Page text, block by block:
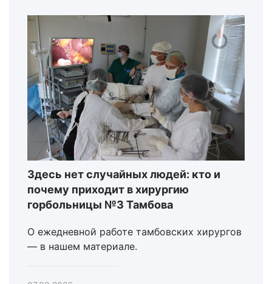
Здесь нет случайных людей: кто и
почему приходит в хирургию
горбольницы №3 Тамбова
О ежедневной работе тамбовских хирургов
— в нашем материале.